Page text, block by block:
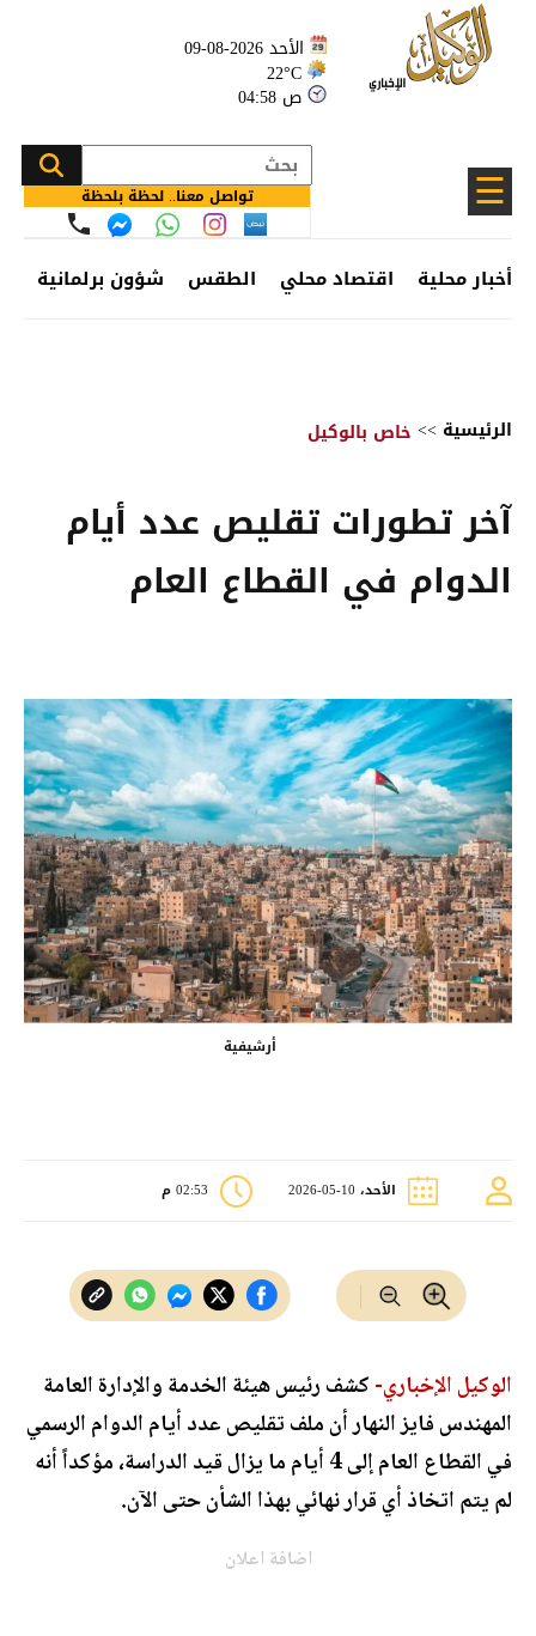
الأحد 2026-08-09
22°C
04:58 ص
☰ تواصل معنا.. لحظة بلحظة
أخبار محلية اقتصاد محلي الطقس شؤون برلمانية
الرئيسية >> خاص بالوكيل
آخر تطورات تقليص عدد أيام
الدوام في القطاع العام
أرشيفية
الأحد، 10-05-2026 02:53 م
الوكيل الإخباري-كشف رئيس هيئة الخدمة والإدارة العامة
المهندس فايز النهار أن ملف تقليص عدد أيام الدوام الرسمي
في القطاع العام إلى 4 أيام ما يزال قيد الدراسة، مؤكداً أنه
لم يتم اتخاذ أي قرار نهائي بهذا الشأن حتى الآن.
اضافة اعلان